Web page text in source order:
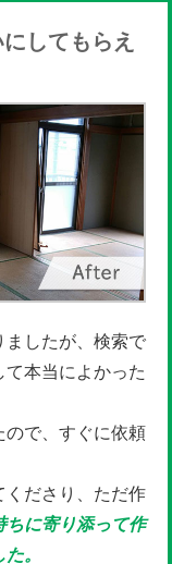
してもらえ
ましたが、検索で
て本当によかった
ので、すぐに依頼
くださり、ただ作
ちに寄り添って作
。